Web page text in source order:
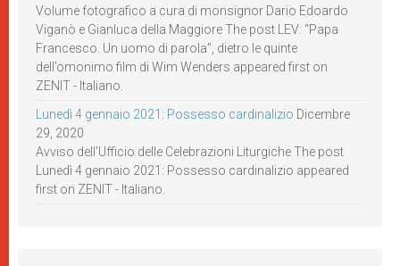
Volume fotografico a cura di monsignor Dario Edoardo
Viganò e Gianluca della Maggiore The post LEV: “Papa
Francesco. Un uomo di parola”, dietro le quinte
dell’omonimo film di Wim Wenders appeared first on
ZENIT - Italiano.
Lunedì 4 gennaio 2021: Possesso cardinalizio Dicembre
29, 2020
Avviso dell’Ufficio delle Celebrazioni Liturgiche The post
Lunedì 4 gennaio 2021: Possesso cardinalizio appeared
first on ZENIT - Italiano.